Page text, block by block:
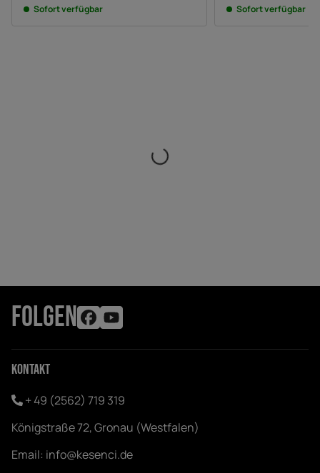
Sofort verfügbar
Sofort verfügbar
FOLGEN
Kontakt
+ 49 (2562) 719 319
Königstraße 72, Gronau (Westfalen)
Email: info@kesenci.de